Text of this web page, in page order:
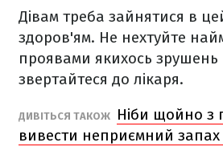
Дівам треба зайнятися в
здоров'ям. Не нехтуйте
проявами якихось зрушень
звертайтеся до лікаря.
ДИВІТЬСЯ ТАКОЖ
Ніби щойно з
вивести неприємний запах